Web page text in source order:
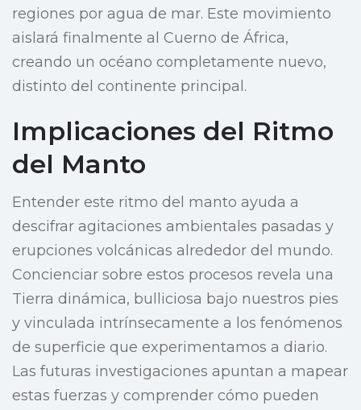
regiones por agua de mar. Este movimiento
aislará finalmente al Cuerno de África,
creando un océano completamente nuevo,
distinto del continente principal.
Implicaciones del Ritmo
del Manto
Entender este ritmo del manto ayuda a
descifrar agitaciones ambientales pasadas y
erupciones volcánicas alrededor del mundo.
Concienciar sobre estos procesos revela una
Tierra dinámica, bulliciosa bajo nuestros pies
y vinculada intrínsecamente a los fenómenos
de superficie que experimentamos a diario.
Las futuras investigaciones apuntan a mapear
estas fuerzas y comprender cómo pueden